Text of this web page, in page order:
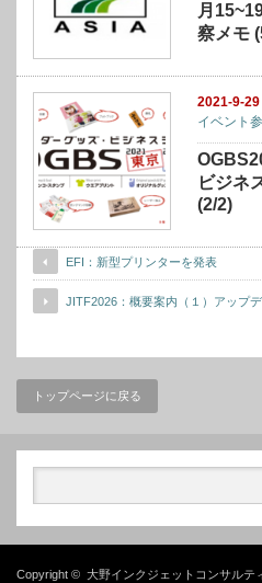
月
察メモ
2021-9-29
イベント
ビジネ
(2/2)
EFI：新型プリンターを発表
JITF2026：概要案内（１）アップ
トップページに戻る
Copyright © 大野インクジェットコンサルテ